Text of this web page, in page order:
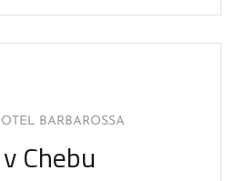
BARBAROSSA
Chebu